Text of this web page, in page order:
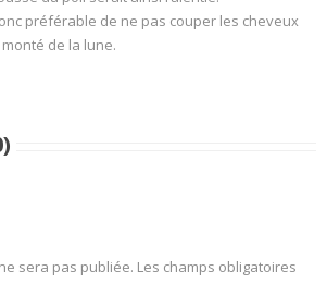
préférable de ne pas couper les cheveux
de la lune.
sera pas publiée. Les champs obligatoires